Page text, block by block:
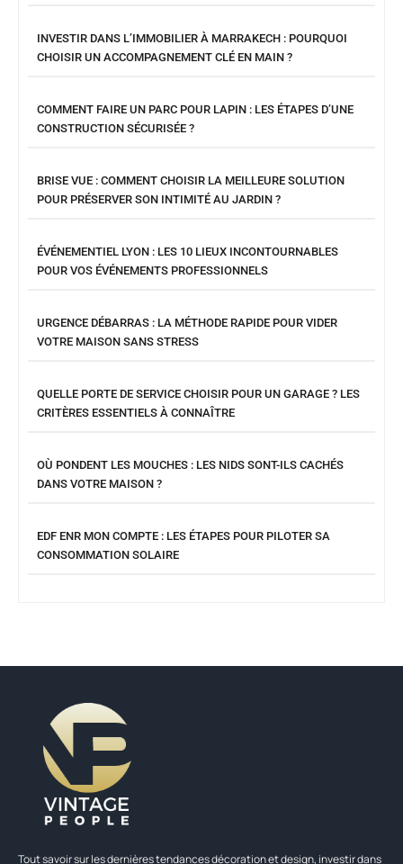
INVESTIR DANS L’IMMOBILIER À MARRAKECH : POURQUOI
CHOISIR UN ACCOMPAGNEMENT CLÉ EN MAIN ?
COMMENT FAIRE UN PARC POUR LAPIN : LES ÉTAPES D’UNE
CONSTRUCTION SÉCURISÉE ?
BRISE VUE : COMMENT CHOISIR LA MEILLEURE SOLUTION
POUR PRÉSERVER SON INTIMITÉ AU JARDIN ?
ÉVÉNEMENTIEL LYON : LES 10 LIEUX INCONTOURNABLES
POUR VOS ÉVÉNEMENTS PROFESSIONNELS
URGENCE DÉBARRAS : LA MÉTHODE RAPIDE POUR VIDER
VOTRE MAISON SANS STRESS
QUELLE PORTE DE SERVICE CHOISIR POUR UN GARAGE ? LES
CRITÈRES ESSENTIELS À CONNAÎTRE
OÙ PONDENT LES MOUCHES : LES NIDS SONT-ILS CACHÉS
DANS VOTRE MAISON ?
EDF ENR MON COMPTE : LES ÉTAPES POUR PILOTER SA
CONSOMMATION SOLAIRE
Tout savoir sur les dernières tendances décoration et design, investir dans